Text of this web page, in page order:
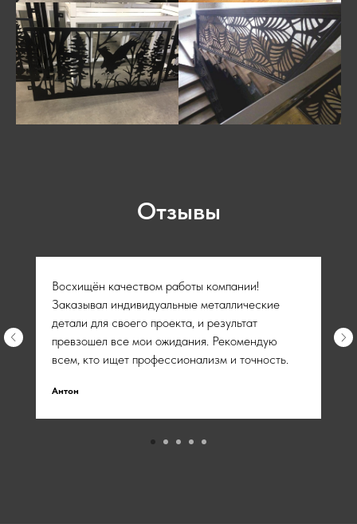
Отзывы
Восхищён качеством работы компании!
Заказывал индивидуальные металлические
детали для своего проекта, и результат
превзошел все мои ожидания. Рекомендую
всем, кто ищет профессионализм и точность.
Антон